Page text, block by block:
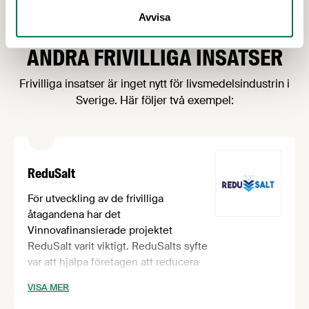
Avvisa
ANDRA FRIVILLIGA INSATSER
Frivilliga insatser är inget nytt för livsmedelsindustrin i
Sverige. Här följer två exempel:
ReduSalt
För utveckling av de frivilliga
åtagandena har det
Vinnovafinansierade projektet
ReduSalt varit viktigt. ReduSalts syfte
var att hjälpa företagen att reducera
annat chark och bröd) för att bidra till
VISA MER